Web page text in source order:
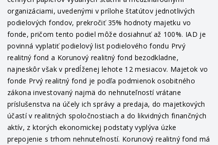
organizáciami, uvedenými v prílohe štatútov jednotlivých
podielových fondov, prekročiť 35% hodnoty majetku vo
fonde, pričom tento podiel môže dosiahnuť až 100%. IAD je
povinná vyplatiť podielový list podielového fondu Prvý
realitný fond a Korunový realitný fond bezodkladne,
najneskôr však v predĺženej lehote 12 mesiacov. Majetok vo
fonde Prvý realitný fond je podľa podmienok osobitného
zákona investovaný najmä do nehnuteľností vrátane
príslušenstva na účely ich správy a predaja, do majetkových
účastí v realitných spoločnostiach a do likvidných finančných
aktív, z ktorých ekonomickej podstaty vyplýva úzke
prepojenie s trhom nehnuteľností. Korunový realitný fond má